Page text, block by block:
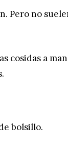
Pero no
cosidas a
bolsillo.